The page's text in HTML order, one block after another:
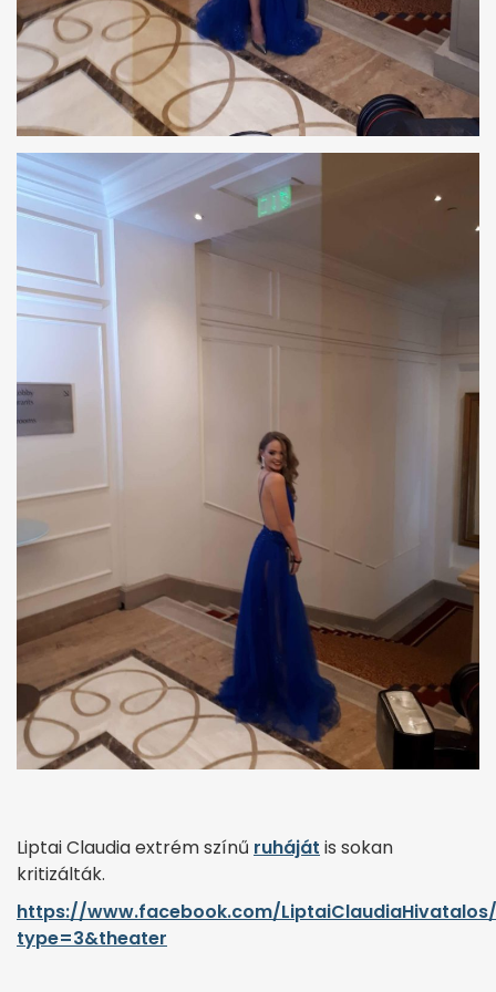
Liptai Claudia extrém színű ruháját is sokan
kritizálták.
https://www.facebook.com/LiptaiClaudiaHivatalos/
type=3&theater